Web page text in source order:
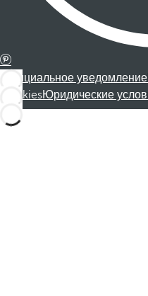
Официальное уведомление
CookiesЮридические